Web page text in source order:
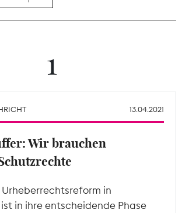
Theodor-Wolff-Preis
1
13.04.2021
Wir brauchen
in
in ihre entscheidende Phase